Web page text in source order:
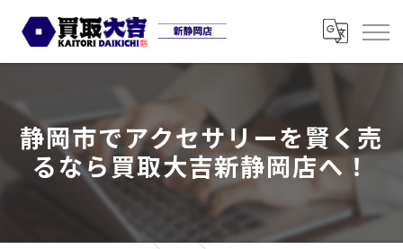
静岡市でアクセサリーを賢く売
るなら買取大吉新静岡店へ！